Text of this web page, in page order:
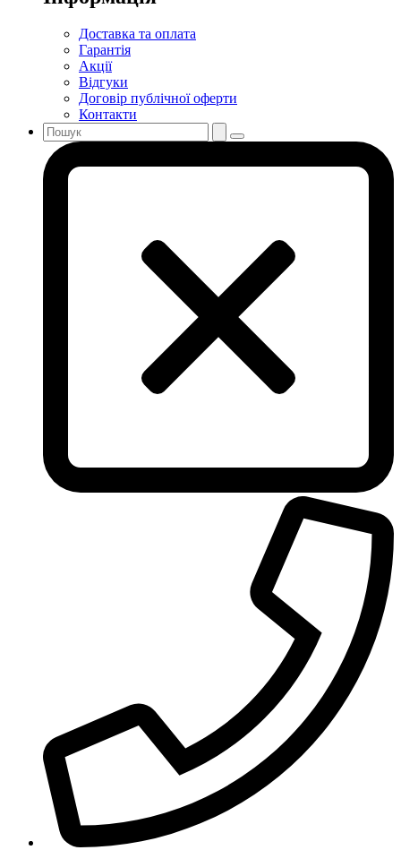
Доставка та оплата
Гарантія
Акції
Відгуки
Договір публічної оферти
Контакти